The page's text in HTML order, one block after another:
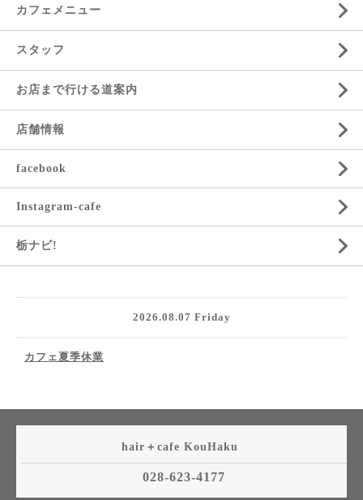
カフェメニュー
スタッフ
お店まで行ける道案内
店舗情報
facebook
Instagram-cafe
栃ナビ!
2026.08.07 Friday
カフェ夏季休業
hair＋cafe KouHaku
028-623-4177